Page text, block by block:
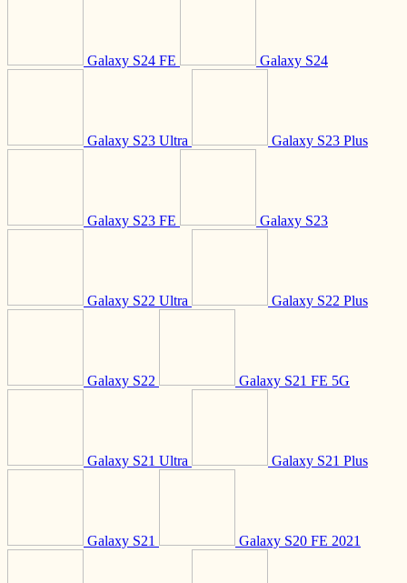
Galaxy S24 FE Galaxy S24
Galaxy S23 Ultra Galaxy S23 Plus
Galaxy S23 FE Galaxy S23
Galaxy S22 Ultra Galaxy S22 Plus
Galaxy S22 Galaxy S21 FE 5G
Galaxy S21 Ultra Galaxy S21 Plus
Galaxy S21 Galaxy S20 FE 2021